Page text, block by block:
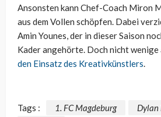
Ansonsten kann Chef-Coach Miron
aus dem Vollen schöpfen. Dabei
Amin Younes, der in dieser Saison
Kader angehörte. Doch nicht wenige
den Einsatz des Kreativkünstlers.
Tags : 1. FC Magdeburg
Dylan